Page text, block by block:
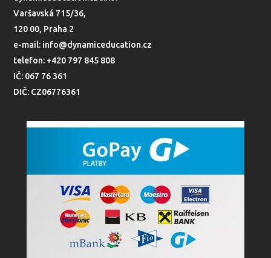
Varšavská 715/36,
120 00, Praha 2
e-mail: info@dynamiceducation.cz
telefon: +420 797 845 808
IČ: 067 76 361
DIČ: CZ06776361